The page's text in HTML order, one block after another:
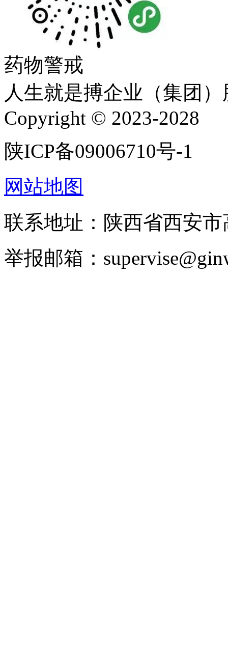
药物警戒
人生就是搏企业（集团
Copyright © 2023-2028
陕ICP备09006710号-1
网站地图
联系地址：陕西省西安
举报邮箱：